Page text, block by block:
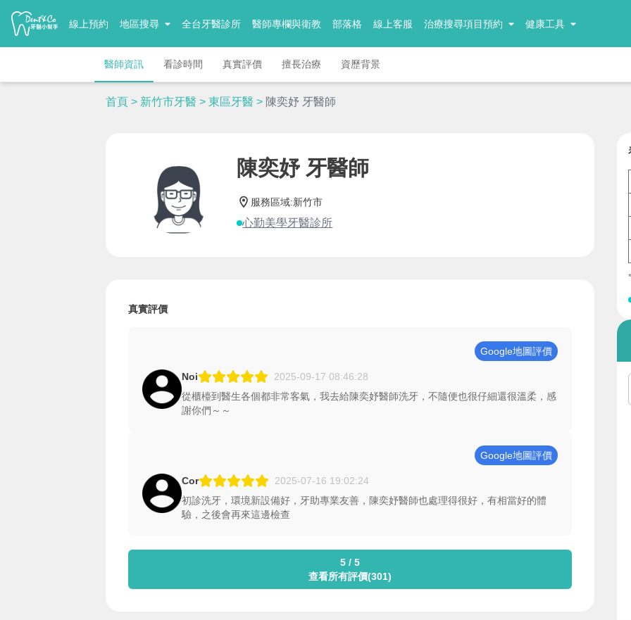
線上預約 地區搜尋 全台牙醫診所 醫師專欄與衛教 部落格 線上客服 治療搜尋項目預約 健康工具
醫師資訊 看診時間 真實評價 擅長治療 資歷背景
首頁 > 新竹市牙醫 > 東區牙醫 > 陳奕妤 牙醫師
陳奕妤 牙醫師
服務區域:新竹市
心勤美學牙醫診所
真實評價
Google地圖評價
Noi
2025-09-17 08:46:28
從櫃檯到醫生各個都非常客氣，我去給陳奕妤醫師洗牙，不隨便也很仔細還很溫柔，感
謝你們～～
Google地圖評價
Cor
2025-07-16 19:02:24
初診洗牙，環境新設備好，牙助專業友善，陳奕妤醫師也處理得很好，有相當好的體
驗，之後會再來這邊檢查
5 / 5
查看所有評價(301)